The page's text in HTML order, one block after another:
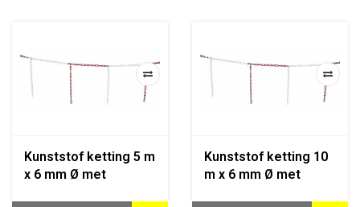
Kunststof ketting 5 m
x 6 mm Ø met
Kunststof ketting 10
m x 6 mm Ø met